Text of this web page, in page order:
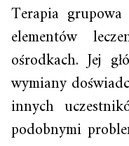
Terapia
elementów
ośrodkach. Jej
wymiany
innych
podobnymi